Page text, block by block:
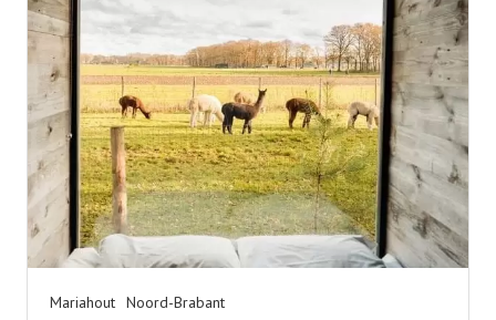
Mariahout Noord-Brabant